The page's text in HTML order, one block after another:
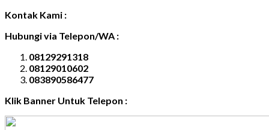
Kontak Kami :
Hubungi via Telepon/WA :
08129291318
08129010602
083890586477
Klik Banner Untuk Telepon :